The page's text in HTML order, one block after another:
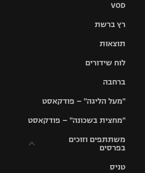
VOD
רץ ברשת
תוצאות
לוח שידורים
ברחבה
"מעל הליגה" – פודקאסט
"מחצית בשכונה" – פודקאסט
משתתפים וזוכים
בפרסים
טניס